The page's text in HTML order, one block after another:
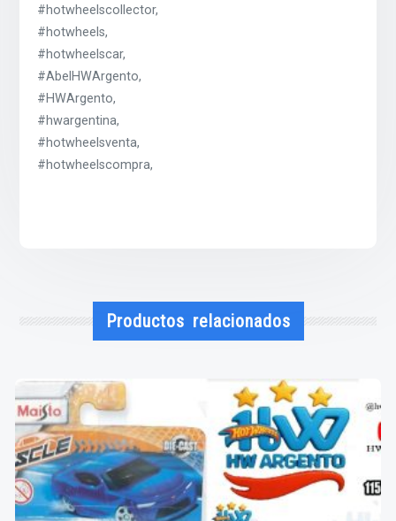
#hotwheelscollector,
#hotwheels,
#hotwheelscar,
#AbelHWArgento,
#HWArgento,
#hwargentina,
#hotwheelsventa,
#hotwheelscompra,
Productos relacionados